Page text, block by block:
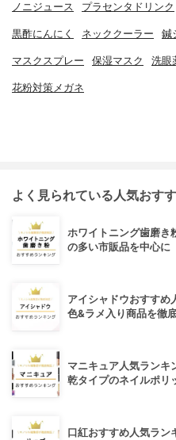
ノニジュース プラセンタドリンク
黒酢にんにく ネッククーラー 鍼
マスクスプレー 保湿マスク 洗眼
花粉対策メガネ
よく見られている人気おす
ホワイトニング歯磨き
の多い市販品を中心に
アイシャドウおすすめ
色&ラメ入り商品を徹
マニキュア人気ランキ
乾タイプのネイルポリ
口紅おすすめ人気ラン